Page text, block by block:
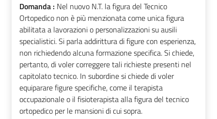
Domanda : Nel nuovo N.T. la figura del Tecnico
Ortopedico non è più menzionata come unica figura
abilitata a lavorazioni o personalizzazioni su ausili
specialistici. Si parla addirittura di figure con esperienza,
non richiedendo alcuna formazione specifica. Si chiede,
pertanto, di voler correggere tali richieste presenti nel
capitolato tecnico. In subordine si chiede di voler
equiparare figure specifiche, come il terapista
occupazionale o il fisioterapista alla figura del tecnico
ortopedico per le mansioni di cui sopra.